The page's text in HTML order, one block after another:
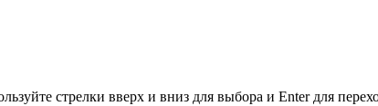
стрелки вверх и вниз для выбора и Enter для